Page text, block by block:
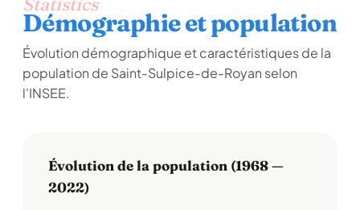
Démographie et population
Évolution démographique et caractéristiques de la
population de Saint-Sulpice-de-Royan selon
l'INSEE.
Évolution de la population (1968 —
2022)